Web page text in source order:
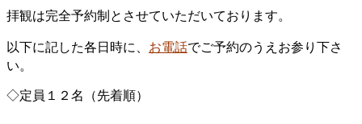
拝観は完全予約制とさせていただいております。
以下に記した各日時に、 お電話でご予約のうえお参り下さ
い。
◇定員１２名（先着順）